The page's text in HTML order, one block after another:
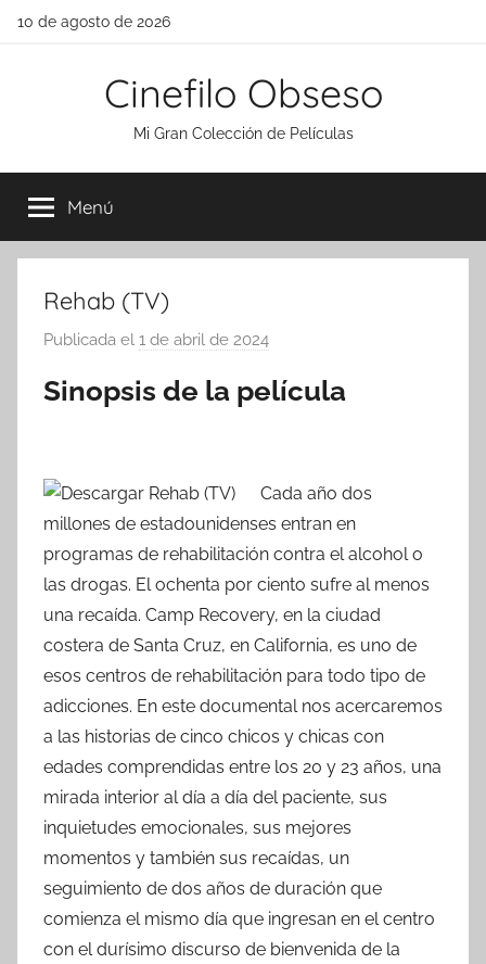
Saltar
10 de agosto de 2026
Cinefilo Obseso
Mi Gran Colección de Películas
Menú
Rehab (TV)
Publicada el 1 de abril de 2024
r
Sinopsis de la película
Cada año dos
millones de estadounidenses entran en
programas de rehabilitación contra el alcohol o
las drogas. El ochenta por ciento sufre al menos
una recaída. Camp Recovery, en la ciudad
costera de Santa Cruz, en California, es uno de
esos centros de rehabilitación para todo tipo de
adicciones. En este documental nos acercaremos
a las historias de cinco chicos y chicas con
edades comprendidas entre los 20 y 23 años, una
mirada interior al día a día del paciente, sus
inquietudes emocionales, sus mejores
momentos y también sus recaídas, un
seguimiento de dos años de duración que
comienza el mismo día que ingresan en el centro
con el durísimo discurso de bienvenida de la